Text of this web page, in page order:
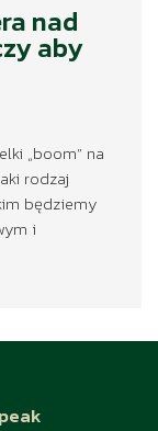
nad
aby
„boom” na
rodzaj
będziemy
i